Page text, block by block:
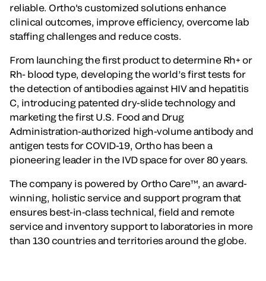
reliable. Ortho's customized solutions enhance
clinical outcomes, improve efficiency, overcome lab
staffing challenges and reduce costs.
From launching the first product to determine Rh+ or
Rh- blood type, developing the world’s first tests for
the detection of antibodies against HIV and hepatitis
C, introducing patented dry-slide technology and
marketing the first U.S. Food and Drug
Administration-authorized high-volume antibody and
antigen tests for COVID-19, Ortho has been a
pioneering leader in the IVD space for over 80 years.
The company is powered by Ortho Care™, an award-
winning, holistic service and support program that
ensures best-in-class technical, field and remote
service and inventory support to laboratories in more
than 130 countries and territories around the globe.